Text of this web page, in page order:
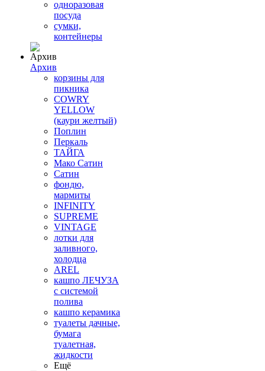
одноразовая
посуда
сумки,
контейнеры
Архив
корзины для
пикника
COWRY
YELLOW
(каури желтый)
Поплин
Перкаль
ТАЙГА
Мако Сатин
Сатин
фондю,
мармиты
INFINITY
SUPREME
VINTAGE
лотки для
заливного,
холодца
AREL
кашпо ЛЕЧУЗА
с системой
полива
кашпо керамика
туалеты дачные,
бумага
туалетная,
жидкости
Ещё